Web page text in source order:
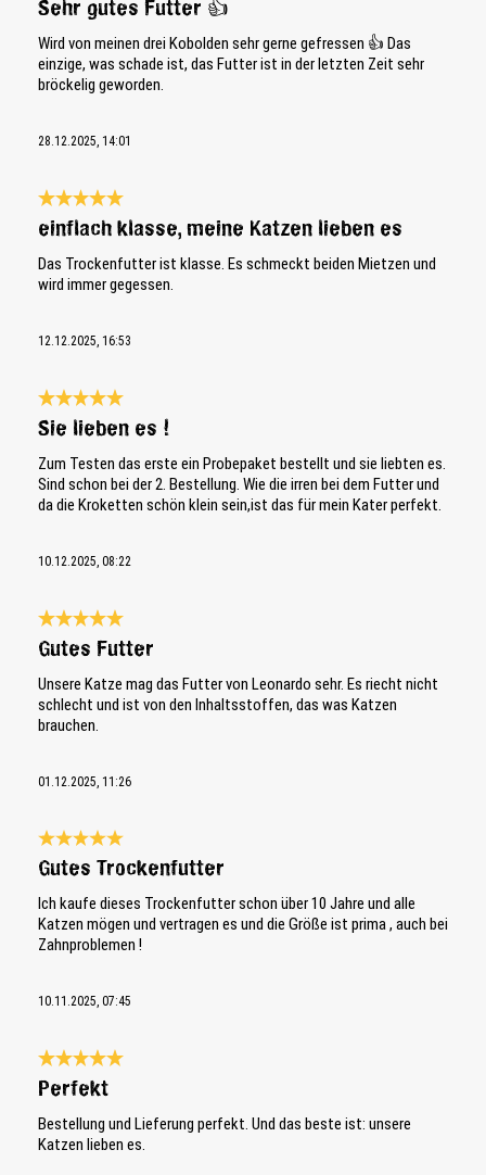
Sehr gutes Futter 👍
Wird von meinen drei Kobolden sehr gerne gefressen 👍 Das
einzige, was schade ist, das Futter ist in der letzten Zeit sehr
bröckelig geworden.
28.12.2025, 14:01
Bewertung mit 5 von 5 Sternen
einflach klasse, meine Katzen lieben es
Das Trockenfutter ist klasse. Es schmeckt beiden Mietzen und
wird immer gegessen.
12.12.2025, 16:53
Bewertung mit 5 von 5 Sternen
Sie lieben es !
Zum Testen das erste ein Probepaket bestellt und sie liebten es.
Sind schon bei der 2. Bestellung. Wie die irren bei dem Futter und
da die Kroketten schön klein sein,ist das für mein Kater perfekt.
10.12.2025, 08:22
Bewertung mit 5 von 5 Sternen
Gutes Futter
Unsere Katze mag das Futter von Leonardo sehr. Es riecht nicht
schlecht und ist von den Inhaltsstoffen, das was Katzen
brauchen.
01.12.2025, 11:26
Bewertung mit 5 von 5 Sternen
Gutes Trockenfutter
Ich kaufe dieses Trockenfutter schon über 10 Jahre und alle
Katzen mögen und vertragen es und die Größe ist prima , auch bei
Zahnproblemen !
10.11.2025, 07:45
Bewertung mit 5 von 5 Sternen
Perfekt
Bestellung und Lieferung perfekt. Und das beste ist: unsere
Katzen lieben es.